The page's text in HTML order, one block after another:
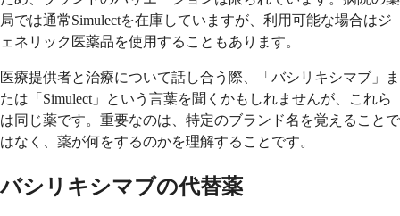
局では通常Simulectを在庫していますが、利用可能な場合はジ
ェネリック医薬品を使用することもあります。
医療提供者と治療について話し合う際、「バシリキシマブ」ま
たは「Simulect」という言葉を聞くかもしれませんが、これら
は同じ薬です。重要なのは、特定のブランド名を覚えることで
はなく、薬が何をするのかを理解することです。
バシリキシマブの代替薬